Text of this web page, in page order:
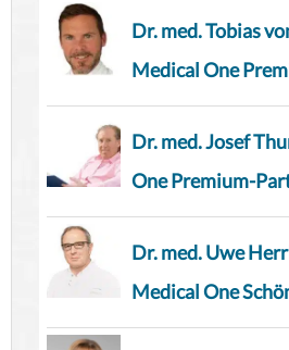
Dr. med. Tobias
Medical One
Dr. med. Josef
One Premium-
Dr. med. Uwe
Medical One